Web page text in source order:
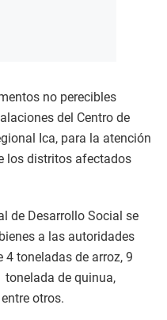
no perecibles
del Centro de
Ica, para la atención
los distritos afectados
de Desarrollo Social se
a las autoridades
toneladas de arroz, 9
tonelada de quinua,
otros.